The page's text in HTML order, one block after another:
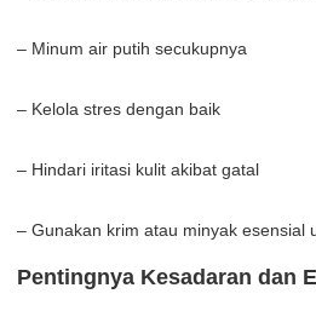
– Minum air putih secukupnya
– Kelola stres dengan baik
– Hindari iritasi kulit akibat gatal
– Gunakan krim atau minyak esensial
Pentingnya Kesadaran dan